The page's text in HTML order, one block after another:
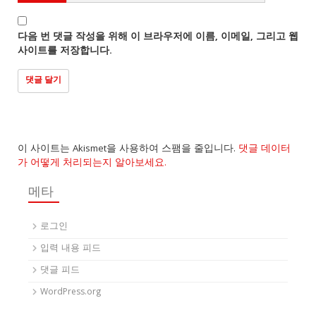
다음 번 댓글 작성을 위해 이 브라우저에 이름, 이메일, 그리고 웹
사이트를 저장합니다.
이 사이트는 Akismet을 사용하여 스팸을 줄입니다. 댓글 데이터
가 어떻게 처리되는지 알아보세요.
메타
로그인
입력 내용 피드
댓글 피드
WordPress.org